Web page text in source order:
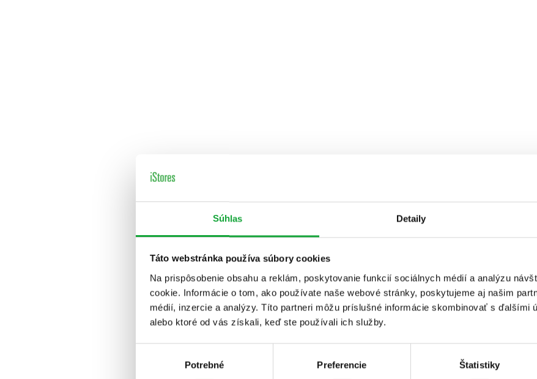
Súhlas Detaily
Táto webstránka používa súbory cookies
Na prispôsobenie obsahu a reklám, poskytovanie funkcií sociálnych médií a analýzu
cookie. Informácie o tom, ako používate naše webové stránky, poskytujeme aj našim
médií, inzercie a analýzy. Títo partneri môžu príslušné informácie skombinovať s ďalšími
alebo ktoré od vás získali, keď ste používali ich služby.
Potrebné Preferencie Štatistiky